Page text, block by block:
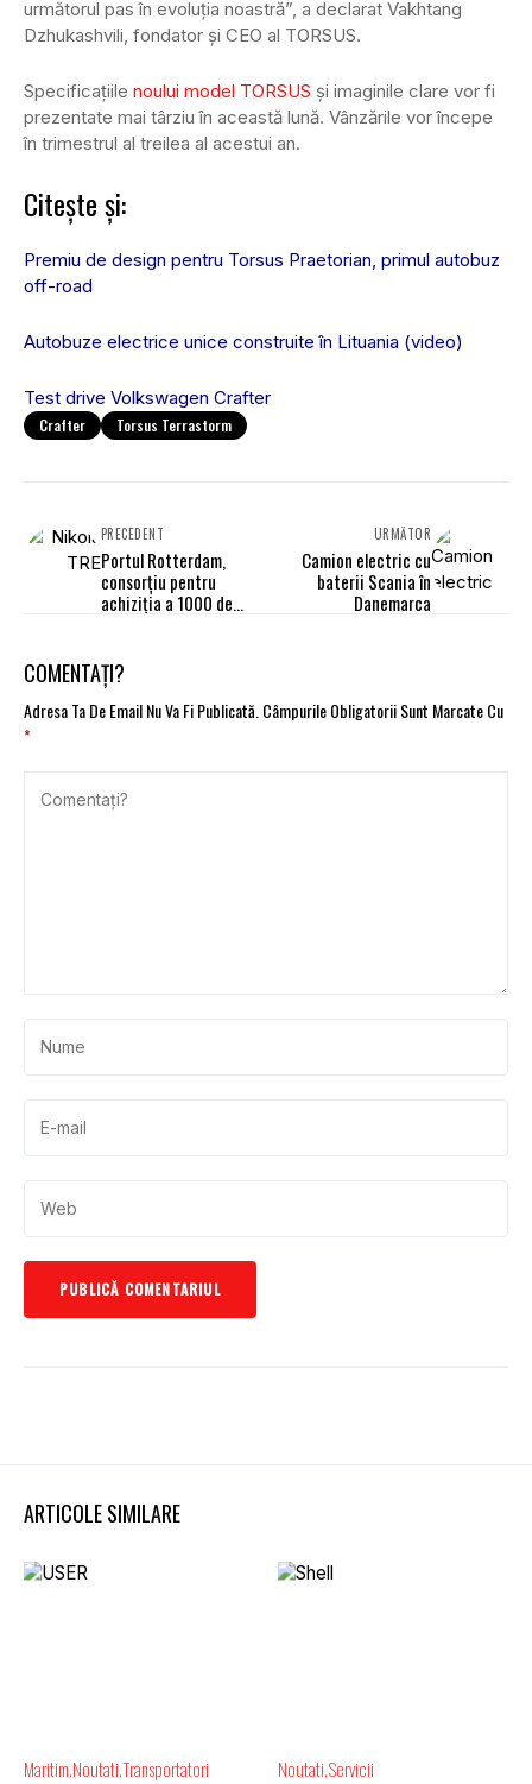
următorul pas în evoluția noastră”, a declarat Vakhtang
Dzhukashvili, fondator și CEO al TORSUS.
Specificațiile noului model TORSUS și imaginile clare vor fi
prezentate mai târziu în această lună. Vânzările vor începe
în trimestrul al treilea al acestui an.
Citește și:
Premiu de design pentru Torsus Praetorian, primul autobuz
off-road
Autobuze electrice unice construite în Lituania (video)
Test drive Volkswagen Crafter
Crafter Torsus Terrastorm
PRECEDENT
Portul Rotterdam,
consorțiu pentru
achiziția a 1000 de
URMĂTOR
Camion electric cu
baterii Scania în
Danemarca
COMENTAȚI?
Adresa Ta De Email Nu Va Fi Publicată. Câmpurile Obligatorii Sunt Marcate Cu
*
ARTICOLE SIMILARE
Maritim NoutatiTransportatori Noutati Servicii